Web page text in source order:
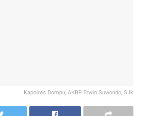
Kapolres Dompu, AKBP Erwin Suwondo, S.Ik